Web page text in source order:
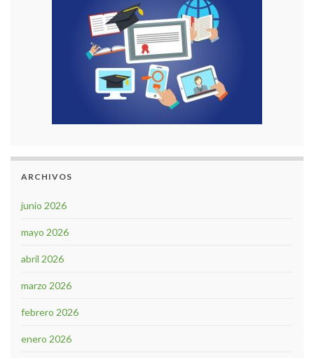
ARCHIVOS
junio 2026
mayo 2026
abril 2026
marzo 2026
febrero 2026
enero 2026